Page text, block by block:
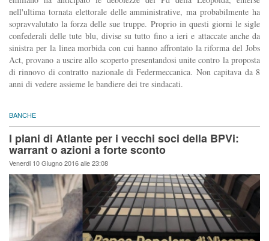
nell'ultima tornata elettorale delle amministrative, ma probabilmente ha
sopravvalutato la forza delle sue truppe. Proprio in questi giorni le sigle
confederali delle tute blu, divise su tutto fino a ieri e attaccate anche da
sinistra per la linea morbida con cui hanno affrontato la riforma del Jobs
Act, provano a uscire allo scoperto presentandosi unite contro la proposta
di rinnovo di contratto nazionale di Federmeccanica. Non capitava da 8
anni di vedere assieme le bandiere dei tre sindacati.
BANCHE
I piani di Atlante per i vecchi soci della BPVi:
warrant o azioni a forte sconto
Venerdi 10 Giugno 2016 alle 23:08